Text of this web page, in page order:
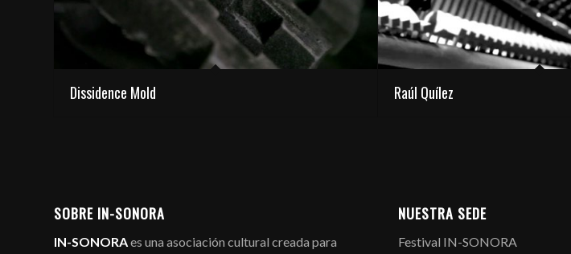
Dissidence Mold Raúl Quílez
SOBRE IN-SONORA
IN-SONORAes una asociación cultural creada para
NUESTRA SEDE
Festival IN-SONORA